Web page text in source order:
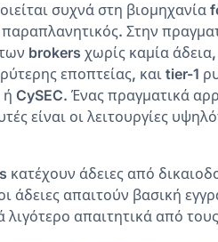
συχνά στη βιομηχανία
Στην
brokers χωρίς καμία
εποπτείας, και tier-1
CySEC. Ένας πραγματικά
είναι οι λειτουργίες
άδειες από
άδειες απαιτούν βασική
απαιτητικά από